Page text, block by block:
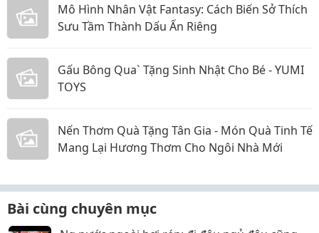
Mô Hình Nhân Vật Fantasy: Cách Biến Sở Thích
Sưu Tầm Thành Dấu Ấn Riêng
Gấu Bông Qua` Tặng Sinh Nhật Cho Bé - YUMI
TOYS
Nến Thơm Quà Tặng Tân Gia - Món Quà Tinh Tế
Mang Lại Hương Thơm Cho Ngôi Nhà Mới
Bài cùng chuyên mục